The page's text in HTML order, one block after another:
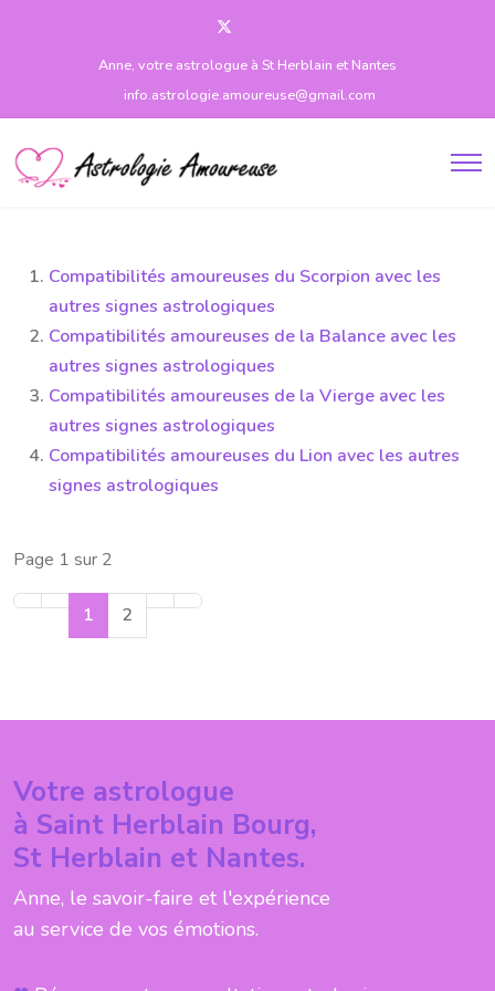
Anne, votre astrologue à St Herblain et Nantes
info.astrologie.amoureuse@gmail.com
Compatibilités amoureuses du Scorpion avec les
autres signes astrologiques
Compatibilités amoureuses de la Balance avec les
autres signes astrologiques
Compatibilités amoureuses de la Vierge avec les
autres signes astrologiques
Compatibilités amoureuses du Lion avec les autres
signes astrologiques
Page 1 sur 2
1 2
Votre astrologue
à Saint Herblain Bourg,
St Herblain et Nantes.
Anne, le savoir-faire et l'expérience
au service de vos émotions.